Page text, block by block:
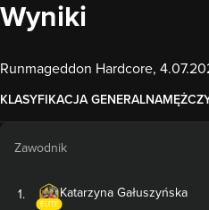
Wyniki
Runmageddon Hardcore,
KLASYFIKACJA GENERALNA
Zawodnik
1.
ELITE
Katarzyna Gałuszyńska